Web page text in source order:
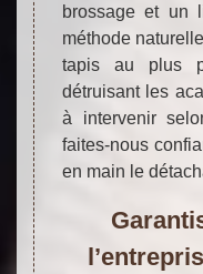
brossage et un
méthode
tapis au plus
détruisant les
à intervenir
faites-nous
en main le